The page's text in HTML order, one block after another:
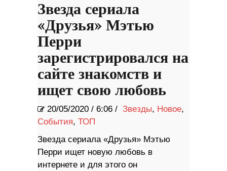
Звезда сериала
«Друзья» Мэтью
Перри
зарегистрировался на
сайте знакомств и
ищет свою любовь
20/05/2020 / 6:06 / Звезды, Новое,
События, ТОП
Звезда сериала «Друзья» Мэтью
Перри ищет новую любовь в
интернете и для этого он